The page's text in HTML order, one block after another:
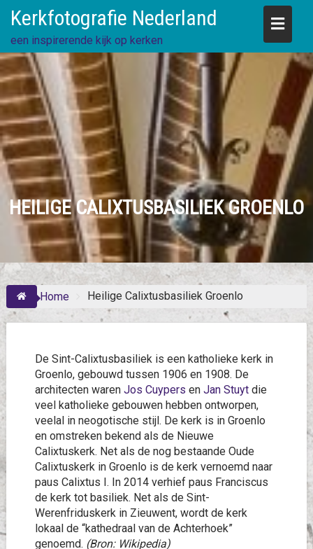
content
Kerkfotografie Nederland
een inspirerende kijk op kerken
HEILIGE CALIXTUSBASILIEK GROENLO
Home Heilige Calixtusbasiliek Groenlo
De Sint-Calixtusbasiliek is een katholieke kerk in
Groenlo, gebouwd tussen 1906 en 1908. De
architecten waren Jos Cuypers en Jan Stuyt die
veel katholieke gebouwen hebben ontworpen,
veelal in neogotische stijl. De kerk is in Groenlo
en omstreken bekend als de Nieuwe
Calixtuskerk. Net als de nog bestaande Oude
Calixtuskerk in Groenlo is de kerk vernoemd naar
paus Calixtus I. In 2014 verhief paus Franciscus
de kerk tot basiliek. Net als de Sint-
Werenfriduskerk in Zieuwent, wordt de kerk
lokaal de “kathedraal van de Achterhoek”
genoemd. (Bron: Wikipedia)